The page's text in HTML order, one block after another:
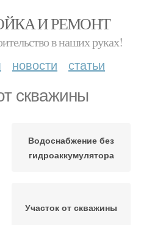
И РЕМОНТ
в наших руках!
новости статьи
скважины
Водоснабжение без
гидроаккумулятора
Участок от скважины